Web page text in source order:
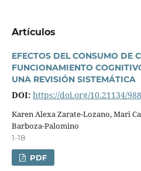
Artí­culos
EFECTOS DEL CONSUMO DE
FUNCIONAMIENTO
UNA REVISIÓN SISTEMÁTICA
DOI: https://doi.org/10.21134/988
Karen Alexa Zarate-Lozano, Mari
Barboza-Palomino
1-18
PDF